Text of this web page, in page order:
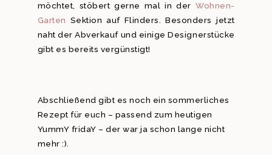
möchtet, stöbert gerne mal in der Wohnen-
Garten Sektion auf Flinders. Besonders jetzt
naht der Abverkauf und einige Designerstücke
gibt es bereits vergünstigt!
Abschließend gibt es noch ein sommerliches
Rezept für euch – passend zum heutigen
YummY fridaY – der war ja schon lange nicht
mehr :).